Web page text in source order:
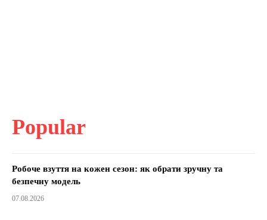
Popular
Робоче взуття на кожен сезон: як обрати зручну та
безпечну модель
07.08.2026